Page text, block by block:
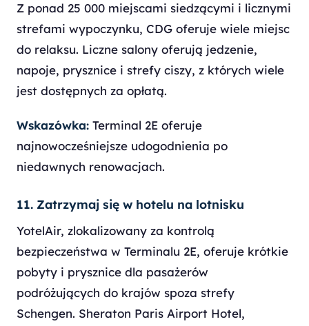
Z ponad 25 000 miejscami siedzącymi i licznymi
strefami wypoczynku, CDG oferuje wiele miejsc
do relaksu. Liczne salony oferują jedzenie,
napoje, prysznice i strefy ciszy, z których wiele
jest dostępnych za opłatą.
Wskazówka: Terminal 2E oferuje
najnowocześniejsze udogodnienia po
niedawnych renowacjach.
11. Zatrzymaj się w hotelu na lotnisku
YotelAir, zlokalizowany za kontrolą
bezpieczeństwa w Terminalu 2E, oferuje krótkie
pobyty i prysznice dla pasażerów
podróżujących do krajów spoza strefy
Schengen. Sheraton Paris Airport Hotel,